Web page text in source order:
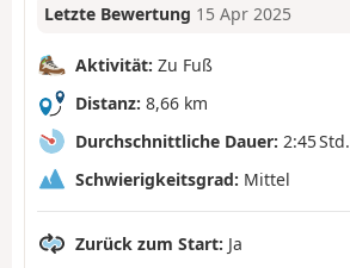
Letzte Bewertung 15 Apr 2025
Aktivität: Zu Fuß
Distanz: 8,66 km
Durchschnittliche Dauer: 2:45 Std.
Schwierigkeitsgrad: Mittel
Zurück zum Start: Ja